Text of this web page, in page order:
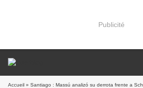
Publicité
Accueil » Santiago : Massú analizó su derrota frente a Schwank: